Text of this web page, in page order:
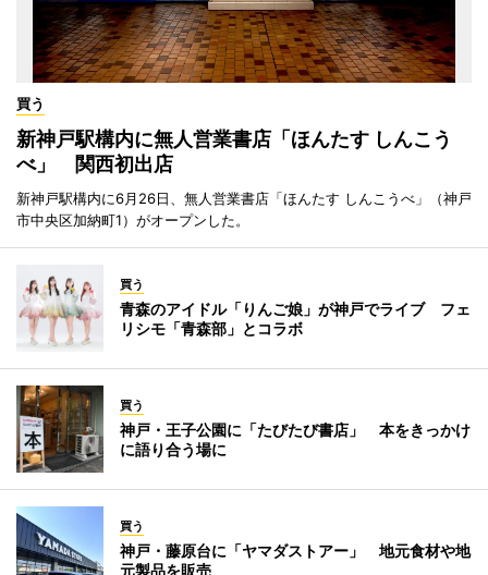
買う
新神戸駅構内に無人営業書店「ほんたす しんこう
べ」 関西初出店
新神戸駅構内に6月26日、無人営業書店「ほんたす しんこうべ」（神戸
市中央区加納町1）がオープンした。
買う
青森のアイドル「りんご娘」が神戸でライブ フェ
リシモ「青森部」とコラボ
買う
神戸・王子公園に「たびたび書店」 本をきっかけ
に語り合う場に
買う
神戸・藤原台に「ヤマダストアー」 地元食材や地
元製品を販売